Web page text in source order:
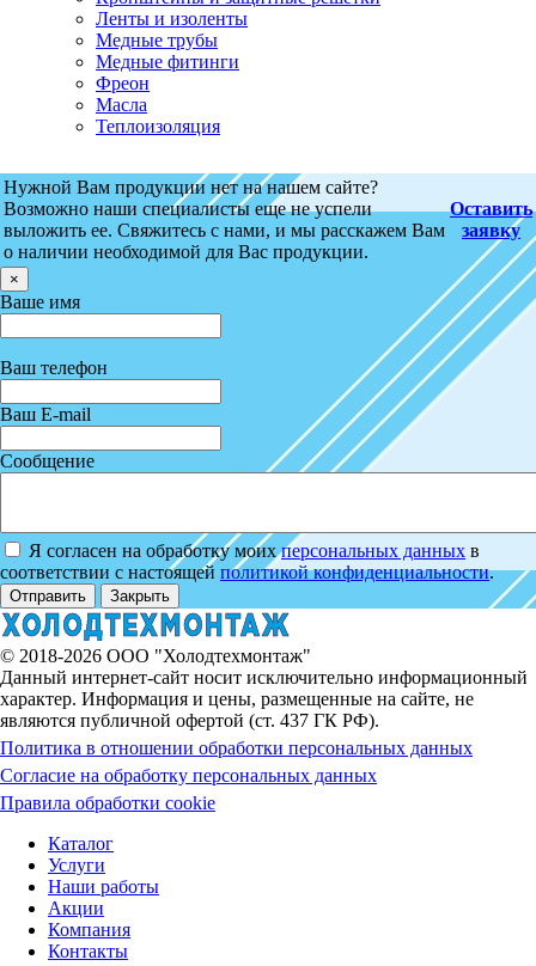
Ленты и изоленты
Медные трубы
Медные фитинги
Фреон
Масла
Теплоизоляция
Нужной Вам продукции нет на нашем сайте?
Возможно наши специалисты еще не успели
выложить ее. Свяжитесь с нами, и мы расскажем Вам
о наличии необходимой для Вас продукции.
Оставить
заявку
×
Ваше имя
Ваш телефон
Ваш E-mail
Сообщение
Я согласен на обработку моихперсональных данных в
соответствии с настоящей политикой конфиденциальности.
Отправить Закрыть
© 2018-2026 ООО "Холодтехмонтаж"
Данный интернет-сайт носит исключительно информационный
характер. Информация и цены, размещенные на сайте, не
являются публичной офертой (ст. 437 ГК РФ).
Политика в отношении обработки персональных данных
Согласие на обработку персональных данных
Правила обработки cookie
Каталог
Услуги
Наши работы
Акции
Компания
Контакты